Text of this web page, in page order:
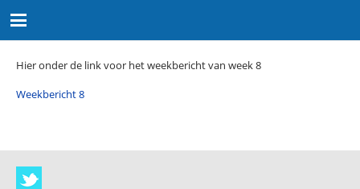
Hier onder de link voor het weekbericht van week 8
Weekbericht 8